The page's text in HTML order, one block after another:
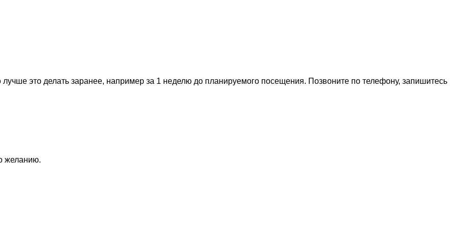
это делать заранее, например за 1 неделю до планируемого посещения. Позвоните по телефону, запишитесь
желанию.